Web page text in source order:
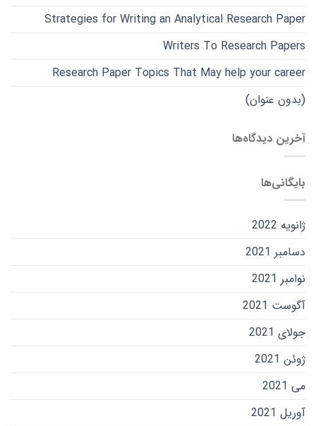
Strategies for Writing an Analytical Research Paper
Writers To Research Papers
Research Paper Topics That May help your career
(بدون عنوان)
آخرین دیدگاه‌ها
بایگانی‌ها
ژانویه 2022
دسامبر 2021
نوامبر 2021
آگوست 2021
جولای 2021
ژوئن 2021
می 2021
آوریل 2021